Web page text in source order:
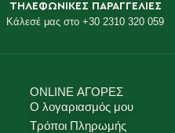
ΤΗΛΕΦΩΝΙΚΕΣ ΠΑΡΑΓΓΕΛΙΕΣ
Κάλεσέ μας στο +30 2310 320 059
ONLINE ΑΓΟΡΕΣ
Ο λογαριασμός μου
Τρόποι Πληρωμής